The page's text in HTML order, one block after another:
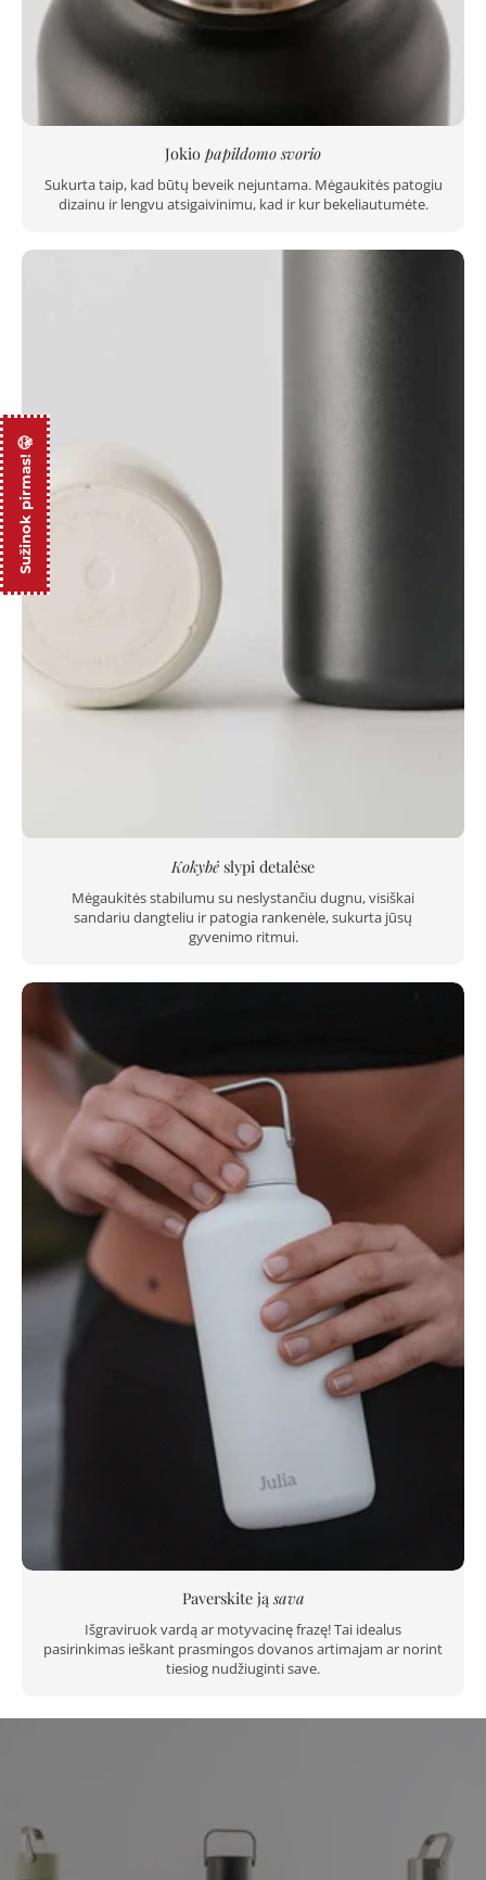
Jokio papildomo svorio
Sukurta taip, kad būtų beveik nejuntama. Mėgaukitės patogiu
dizainu ir lengvu atsigaivinimu, kad ir kur bekeliautumėte.
Kokybė slypi detalėse
Mėgaukitės stabilumu su neslystančiu dugnu, visiškai
sandariu dangteliu ir patogia rankenėle, sukurta jūsų
gyvenimo ritmui.
Paverskite jąsava
Išgraviruok vardą ar motyvacinę frazę! Tai idealus
pasirinkimas ieškant prasmingos dovanos artimajam ar norint
tiesiog nudžiuginti save.
Sužinok pirmas! 🤫